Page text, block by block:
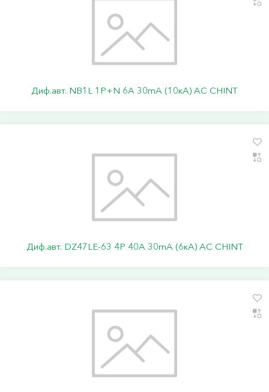
Диф.авт. NB1L 1P+N 6А 30mA (10кА) АС CHINT
Диф.авт. DZ47LE-63 4P 40А 30mA (6кА) АС CHINT